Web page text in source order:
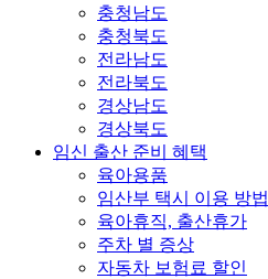
충청남도
충청북도
전라남도
전라북도
경상남도
경상북도
임신 출산 준비 혜택
육아용품
임산부 택시 이용 방법
육아휴직, 출산휴가
주차 별 증상
자동차 보험료 할인